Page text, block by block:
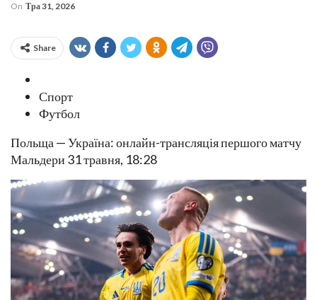
On Тра 31, 2026
Share
Спорт
Футбол
Польща — Україна: онлайн-трансляція першого матчу
Мальдери 31 травня, 18:28